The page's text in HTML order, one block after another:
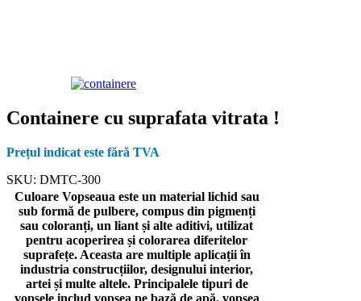
Containere cu suprafata vitrata !
Prețul indicat este fără TVA
SKU: DMTC-300
Culoare Vopseaua este un material lichid sau
sub formă de pulbere, compus din pigmenți
sau coloranți, un liant și alte aditivi, utilizat
pentru acoperirea și colorarea diferitelor
suprafețe. Aceasta are multiple aplicații în
industria construcțiilor, designului interior,
artei și multe altele. Principalele tipuri de
vopsele includ vopsea pe bază de apă, vopsea